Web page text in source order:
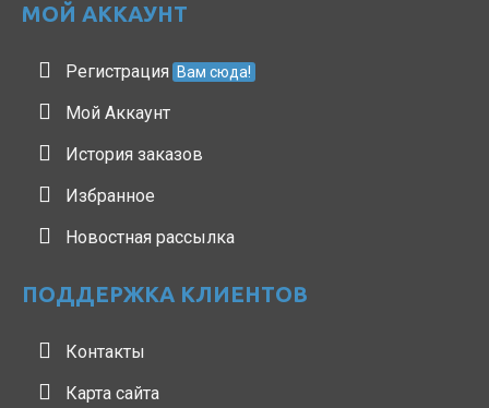
МОЙ АККАУНТ
Регистрация Вам сюда!
Мой Аккаунт
История заказов
Избранное
Новостная рассылка
ПОДДЕРЖКА КЛИЕНТОВ
Контакты
Карта сайта